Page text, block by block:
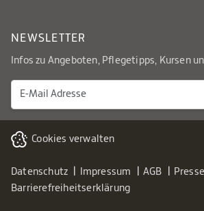
NEWSLETTER
Infos zu Angeboten, Pflegetipps, Kursen
Cookies verwalten
Datenschutz Impressum AGB
Presse
Barrierefreiheitserklärung